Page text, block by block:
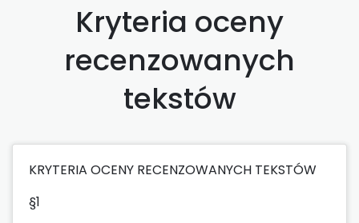
Kryteria oceny
recenzowanych
tekstów
KRYTERIA OCENY RECENZOWANYCH TEKSTÓW
§1